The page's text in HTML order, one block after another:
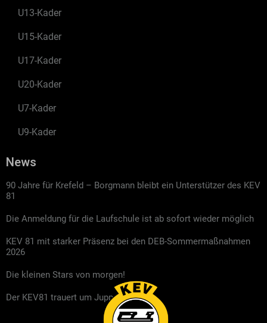
U13-Kader
U15-Kader
U17-Kader
U20-Kader
U7-Kader
U9-Kader
News
90 Jahre für Krefeld – Borgmann bleibt ein Unterstützer des KEV
81
Die Anmeldung für die Laufschule ist ab sofort wieder möglich
KEV 81 mit starker Präsenz bei den DEB-Sommermaßnahmen
2026
Die kleinen Stars von morgen!
Der KEV81 trauert um Jupp Kompalla